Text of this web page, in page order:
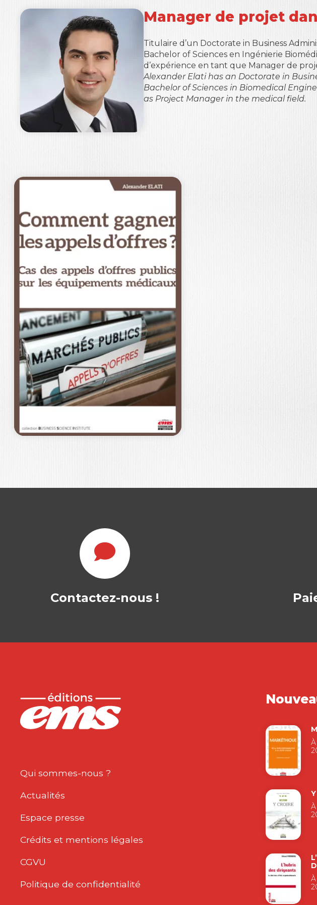
Manager de projet
Titulaire d’un Doctorate in Business
Bachelor of Sciences en Ingénierie
d’expérience en tant que Manager de
Alexander Elati has an Doctorate in
Bachelor of Sciences in Biomedical
as Project Manager in the medical field.
COMMENT
GAGNER LES
APPELS D’OFFRES
de réponse aux appels d’offres est vital
Contactez-nous !
Qui sommes-nous ?
Actualités
Espace presse
Crédits et mentions légales
CGVU
Politique de confidentialité